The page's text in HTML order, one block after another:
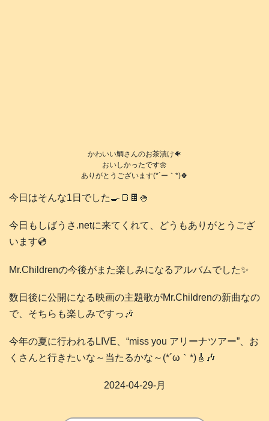
かわいい鯛さんのお茶漬け🐠
おいしかったです🌼
ありがとうございます(*´ー｀*)🍀
今日はそんな1日でした🍳🍞🍫🍚
今日もしばうさ.netに来てくれて、どうもありがとうござ
います💿️
Mr.Childrenの今後がまた楽しみになるアルバムでした✨
数日後に公開になる映画の主題歌がMr.Childrenの新曲なの
で、そちらも楽しみですっ🎶
今年の夏に行われるLIVE、“miss you アリーナツアー”、お
くさんと行きたいな～当たるかな～(*´ω｀*)🎸🎶
2024-04-29-月